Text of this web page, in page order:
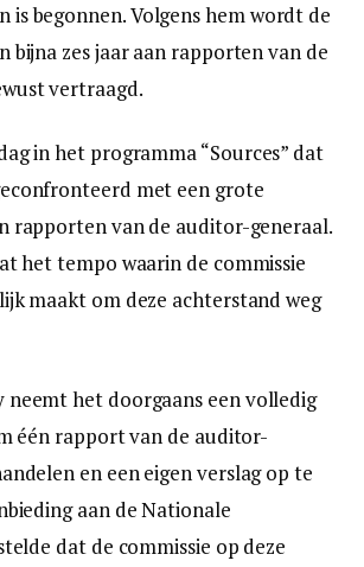
is begonnen. Volgens hem wordt de
bijna zes jaar aan rapporten van de
vertraagd.
in het programma “Sources” dat
met een grote
rapporten van de auditor-generaal.
het tempo waarin de commissie
maakt om deze achterstand weg
neemt het doorgaans een volledig
één rapport van de auditor-
en een eigen verslag op te
aan de Nationale
dat de commissie op deze